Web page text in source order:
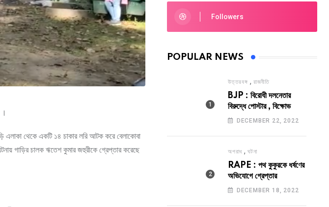
এলাকা থেকে একটি ১৪ চাকার লরি আটক করে বেলাকোবা
গাড়ির চালক ঋতেশ কুমার জহুরীকে গ্রেপ্তার করেছে
Followers
POPULAR NEWS
উত্তরবঙ্গ , রাজনীতি
BJP : বিরোধী দলনেতার
বিরুদ্ধে পোস্টার , বিক্ষোভ
DECEMBER 22, 2022
অপরাধ ,ঘটনা
RAPE : পথ কুকুরকে ধর্ষণের
অভিযোগে গ্রেপ্তার
DECEMBER 18, 2022